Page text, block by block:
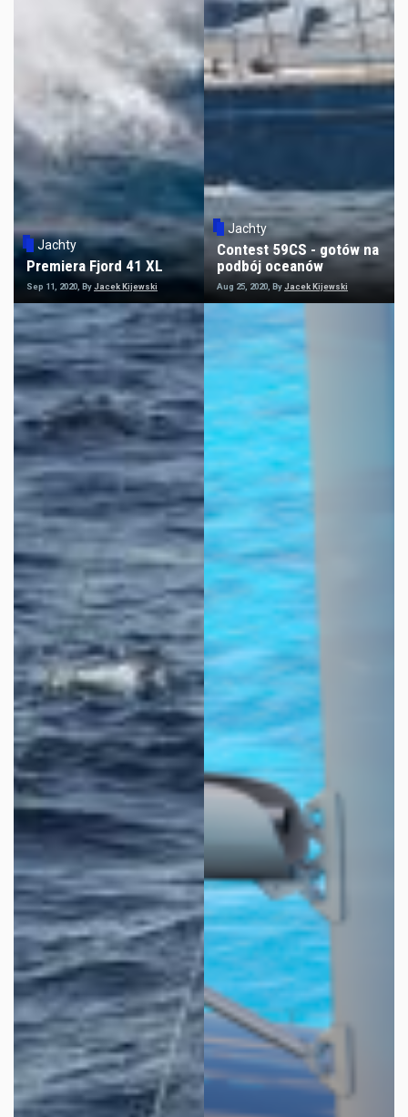
Jachty
Premiera Fjord 41 XL
Sep 11, 2020, ByJacek Kijewski
Jachty
Contest 59CS - gotów na
podbój oceanów
Aug 25, 2020, ByJacek Kijewski